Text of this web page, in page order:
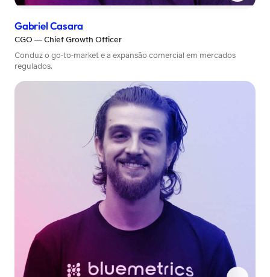
Gabriel Casara
CGO — Chief Growth Officer
Conduz o go-to-market e a expansão comercial em mercados
regulados.